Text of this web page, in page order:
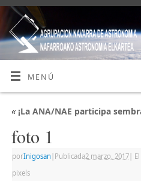
MENÚ
«¡La ANA/NAE participa
foto 1
porInigosan Publicada2 marzo, 2017|
pixels